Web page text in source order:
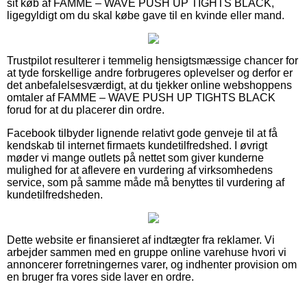
sit køb af FAMME – WAVE PUSH UP TIGHTS BLACK,
ligegyldigt om du skal købe gave til en kvinde eller mand.
Trustpilot resulterer i temmelig hensigtsmæssige chancer for
at tyde forskellige andre forbrugeres oplevelser og derfor er
det anbefalelsesværdigt, at du tjekker online webshoppens
omtaler af FAMME – WAVE PUSH UP TIGHTS BLACK
forud for at du placerer din ordre.
Facebook tilbyder lignende relativt gode genveje til at få
kendskab til internet firmaets kundetilfredshed. I øvrigt
møder vi mange outlets på nettet som giver kunderne
mulighed for at aflevere en vurdering af virksomhedens
service, som på samme måde må benyttes til vurdering af
kundetilfredsheden.
Dette website er finansieret af indtægter fra reklamer. Vi
arbejder sammen med en gruppe online varehuse hvori vi
annoncerer forretningernes varer, og indhenter provision om
en bruger fra vores side laver en ordre.